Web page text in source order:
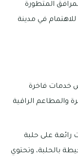
المتطورة
في مدينة
خدمات فاخرة
والمطاعم الراقية
رائعة على حلبة
بالحلبة، وتحتوي